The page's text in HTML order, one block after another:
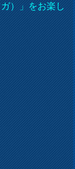
）」をお楽し